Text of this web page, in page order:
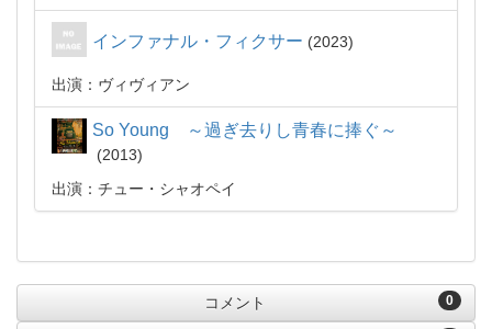
インファナル・フィクサー 2023
出演：ヴィヴィアン
So Young ～過ぎ去りし青春に捧ぐ～
2013
出演：チュー・シャオペイ
0
コメント